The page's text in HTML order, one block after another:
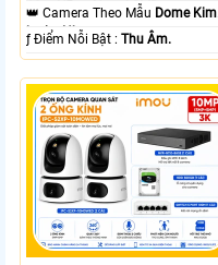
10m Hồng Ngoại SMD.
👑 Camera Theo Mẫu Dome Kim
loại + Nhựa.
️ƒ Điểm Nỗi Bật :Thu Âm.